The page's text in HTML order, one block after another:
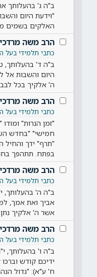
ב"ה ג' בהעלותך
"וידעת היום
האלקים בשמים
הרב משה
כתבי תלמידי בעל
ב"ה ד' בהעלותך,
היום והשבות אל
ה' אלקיך בכל
הרב משה
כתבי תלמידי בעל
"זמן הנרות"
חמישי" "בחדש
"תרף" ידך והחיל
בפתח. תתהפך
הרב משה
כתבי תלמידי בעל
ב"ה ה' בהעלותך,
אביך ואת אמך,
אשר ה' אלקיך
הרב משה
כתבי תלמידי בעל
ב"ה ו' בהעלותך,
ידיכם קודש
ח' ע"א): "גדול